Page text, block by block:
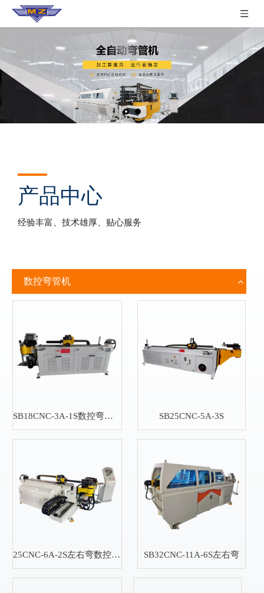
产品中心
经验丰富、技术雄厚、贴心服务
数控弯管机
SB18CNC-3A-1S数控弯管机 SB25CNC-5A-3S
25CNC-6A-2S左右弯数控弯管机 SB32CNC-11A-6S左右弯